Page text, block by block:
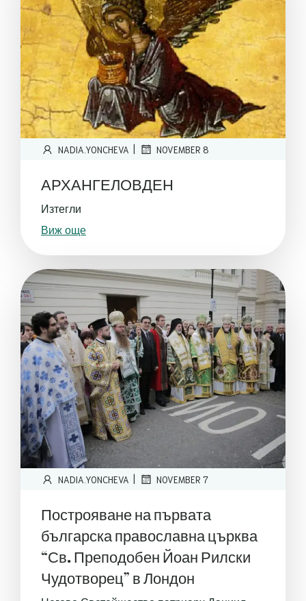
NADIA.YONCHEVA | NOVEMBER 8
АРХАНГЕЛОВДЕН
Изтегли
Виж още
NADIA.YONCHEVA | NOVEMBER 7
Построяване на първата
българска православна църква
“Св. Преподобен Йоан Рилски
Чудотворец” в Лондон